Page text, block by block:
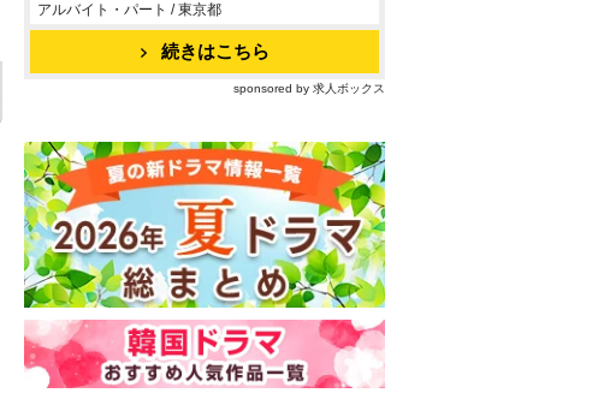
アルバイト・パート / 東京都
続きはこちら
sponsored by 求人ボックス